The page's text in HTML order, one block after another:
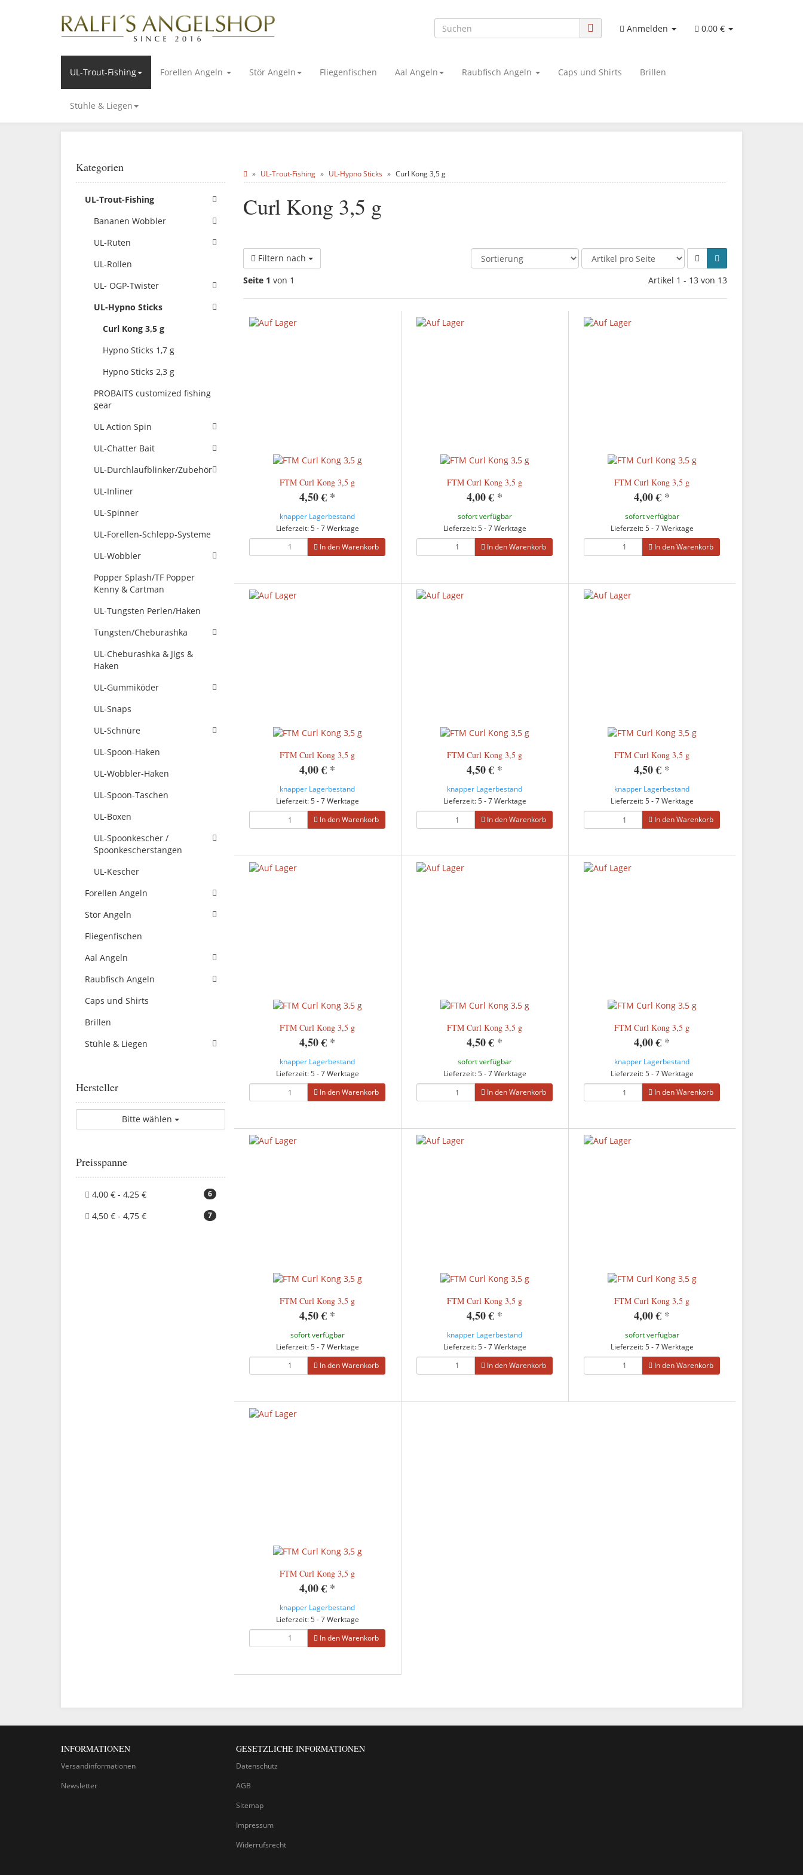
Anmelden 0,00 €
UL-Trout-Fishing Forellen Angeln Stör Angeln Fliegenfischen Aal Angeln Raubfisch Angeln Caps und Shirts Brillen
Stühle & Liegen
UL-Trout-Fishing UL-Hypno Sticks Curl Kong 3,5 g
Curl Kong 3,5 g
Filtern nach
Seite 1 von 1 Artikel 1 - 13 von 13
FTM Curl Kong 3,5 g
4,50 € *
knapper Lagerbestand
Lieferzeit: 5 - 7 Werktage
In den Warenkorb
FTM Curl Kong 3,5 g
4,00 € *
sofort verfügbar
Lieferzeit: 5 - 7 Werktage
In den Warenkorb
FTM Curl Kong 3,5 g
4,00 € *
sofort verfügbar
Lieferzeit: 5 - 7 Werktage
In den Warenkorb
FTM Curl Kong 3,5 g
4,00 € *
knapper Lagerbestand
Lieferzeit: 5 - 7 Werktage
In den Warenkorb
FTM Curl Kong 3,5 g
4,50 € *
knapper Lagerbestand
Lieferzeit: 5 - 7 Werktage
In den Warenkorb
FTM Curl Kong 3,5 g
4,50 € *
knapper Lagerbestand
Lieferzeit: 5 - 7 Werktage
In den Warenkorb
FTM Curl Kong 3,5 g
4,50 € *
knapper Lagerbestand
Lieferzeit: 5 - 7 Werktage
In den Warenkorb
FTM Curl Kong 3,5 g
4,50 € *
sofort verfügbar
Lieferzeit: 5 - 7 Werktage
In den Warenkorb
FTM Curl Kong 3,5 g
4,00 € *
knapper Lagerbestand
Lieferzeit: 5 - 7 Werktage
In den Warenkorb
FTM Curl Kong 3,5 g
4,50 € *
sofort verfügbar
Lieferzeit: 5 - 7 Werktage
In den Warenkorb
FTM Curl Kong 3,5 g
4,50 € *
knapper Lagerbestand
Lieferzeit: 5 - 7 Werktage
In den Warenkorb
FTM Curl Kong 3,5 g
4,00 € *
sofort verfügbar
Lieferzeit: 5 - 7 Werktage
In den Warenkorb
FTM Curl Kong 3,5 g
4,00 € *
knapper Lagerbestand
Lieferzeit: 5 - 7 Werktage
In den Warenkorb
Kategorien
UL-Trout-Fishing
Bananen Wobbler
UL-Ruten
UL-Rollen
UL- OGP-Twister
UL-Hypno Sticks
Curl Kong 3,5 g
Hypno Sticks 1,7 g
Hypno Sticks 2,3 g
PROBAITS customized fishing
gear
UL Action Spin
UL-Chatter Bait
UL-Durchlaufblinker/Zubehör
UL-Inliner
UL-Spinner
UL-Forellen-Schlepp-Systeme
UL-Wobbler
Popper Splash/TF Popper
Kenny & Cartman
UL-Tungsten Perlen/Haken
Tungsten/Cheburashka
UL-Cheburashka & Jigs &
Haken
UL-Gummiköder
UL-Snaps
UL-Schnüre
UL-Spoon-Haken
UL-Wobbler-Haken
UL-Spoon-Taschen
UL-Boxen
UL-Spoonkescher /
Spoonkescherstangen
UL-Kescher
Forellen Angeln
Stör Angeln
Fliegenfischen
Aal Angeln
Raubfisch Angeln
Caps und Shirts
Brillen
Stühle & Liegen
Hersteller
Bitte wählen
Preisspanne
6
4,00 € - 4,25 €
7
4,50 € - 4,75 €
INFORMATIONEN
Versandinformationen
Newsletter
GESETZLICHE INFORMATIONEN
Datenschutz
AGB
Sitemap
Impressum
Widerrufsrecht